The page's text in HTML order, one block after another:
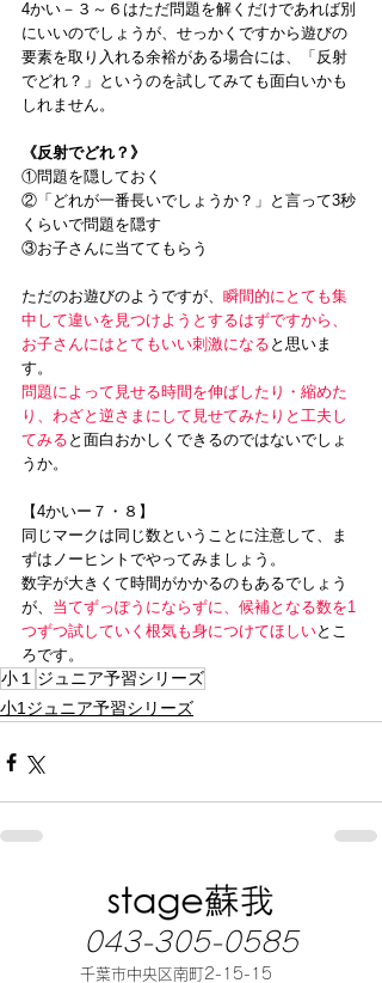
4かい－３～６はただ問題を解くだけであれば別
にいいのでしょうが、せっかくですから遊びの
要素を取り入れる余裕がある場合には、「反射
でどれ？」というのを試してみても面白いかも
しれません。
《反射でどれ？》
①問題を隠しておく
②「どれが一番長いでしょうか？」と言って3秒
くらいで問題を隠す
③お子さんに当ててもらう
ただのお遊びのようですが、 瞬間的にとても集
中して違いを見つけようとするはずですから、
お子さんにはとてもいい刺激になる と思いま
す。
問題によって見せる時間を伸ばしたり・縮めた
り、わざと逆さまにして見せてみたりと工夫し
てみる と面白おかしくできるのではないでしょ
うか。
【4かいー７・８】
同じマークは同じ数ということに注意して、ま
ずはノーヒントでやってみましょう。
数字が大きくて時間がかかるのもあるでしょう
が、 当てずっぽうにならずに、候補となる数を1
つずつ試していく根気も身につけてほしいとこ
ろです。
小１ ジュニア予習シリーズ
小1ジュニア予習シリーズ
043-305-0585
千葉市中央区南町2-15-15